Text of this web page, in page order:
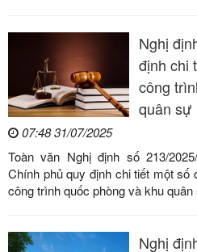
Nghị
định chi
công
quân sự
07:48 31/07/2025
Toàn văn Nghị định số 213/
Chính phủ quy định chi tiết một số
công trình quốc phòng và khu
Nghị